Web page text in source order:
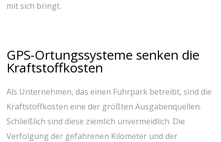
mit sich bringt.
GPS-Ortungssysteme senken die
Kraftstoffkosten
Als Unternehmen, das einen Fuhrpark betreibt, sind die
Kraftstoffkosten eine der größten Ausgabenquellen.
Schließlich sind diese ziemlich unvermeidlich. Die
Verfolgung der gefahrenen Kilometer und der